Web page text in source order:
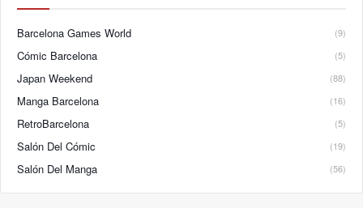
Barcelona Games World (9)
Cómic Barcelona (5)
Japan Weekend (88)
Manga Barcelona (16)
RetroBarcelona (5)
Salón Del Cómic (19)
Salón Del Manga (56)